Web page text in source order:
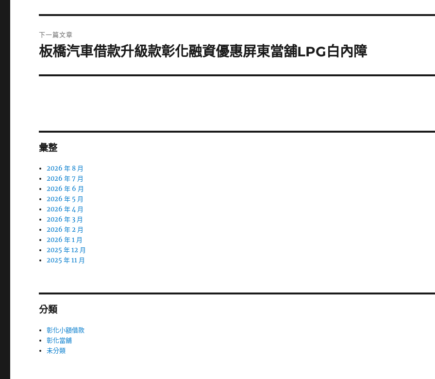
篇
文
章:
下一篇文章
下
篇
板橋汽車借款升級款彰化融資優惠屏東當舖LPG白內障
彙整
2026 年 8 月
2026 年 7 月
2026 年 6 月
2026 年 5 月
2026 年 4 月
2026 年 3 月
2026 年 2 月
2026 年 1 月
2025 年 12 月
2025 年 11 月
分類
彰化小額借款
彰化當舖
未分類